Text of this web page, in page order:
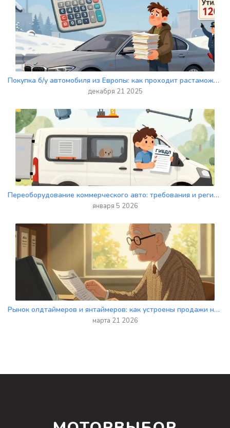
Покупка б/у автомобиля из Европы: как проходит растаможка, сколько стоит утильсбор и какие документы нужны
декабря 21 2025
Переоборудование коммерческого авто: требования и регистрация в 2025 году
января 5 2026
Рынок олдтаймеров и янтаймеров: как устроены продажи на российском рынке акций
марта 21 2026